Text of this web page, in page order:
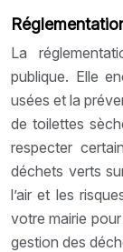
La
publique. Elle
usées et la
de toilettes
respecter
déchets verts
l’air et les
votre mairie
gestion des